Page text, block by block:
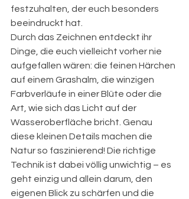
festzuhalten, der euch besonders
beeindruckt hat.
Durch das Zeichnen entdeckt ihr
Dinge, die euch vielleicht vorher nie
aufgefallen wären: die feinen Härchen
auf einem Grashalm, die winzigen
Farbverläufe in einer Blüte oder die
Art, wie sich das Licht auf der
Wasseroberfläche bricht. Genau
diese kleinen Details machen die
Natur so faszinierend! Die richtige
Technik ist dabei völlig unwichtig – es
geht einzig und allein darum, den
eigenen Blick zu schärfen und die